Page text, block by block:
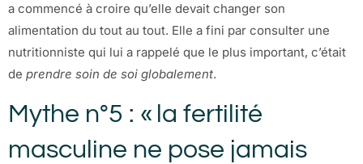
a commencé à croire qu’elle devait changer son
alimentation du tout au tout. Elle a fini par consulter une
nutritionniste qui lui a rappelé que le plus important, c’était
de prendre soin de soi globalement.
Mythe n°5 : « la fertilité
masculine ne pose jamais